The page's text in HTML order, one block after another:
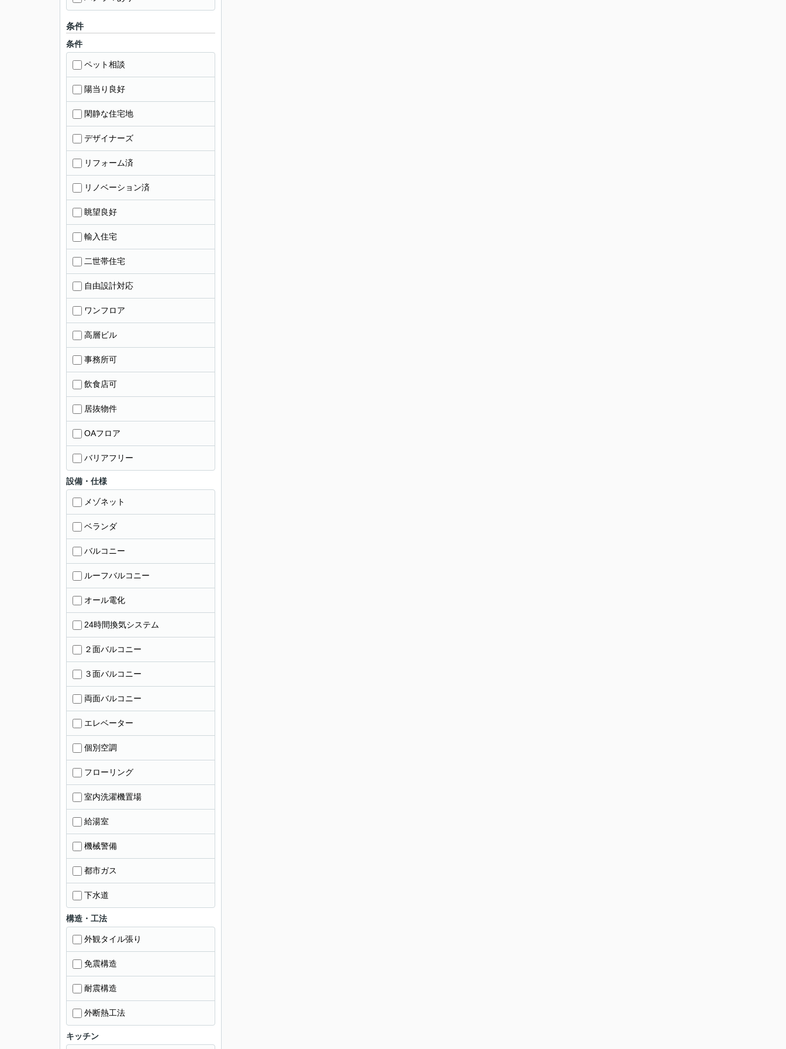
条件
条件
ペット相談
陽当り良好
閑静な住宅地
デザイナーズ
リフォーム済
リノベーション済
眺望良好
輸入住宅
二世帯住宅
自由設計対応
ワンフロア
高層ビル
事務所可
飲食店可
居抜物件
OAフロア
バリアフリー
設備・仕様
メゾネット
ベランダ
バルコニー
ルーフバルコニー
オール電化
24時間換気システム
２面バルコニー
３面バルコニー
両面バルコニー
エレベーター
個別空調
フローリング
室内洗濯機置場
給湯室
機械警備
都市ガス
下水道
構造・工法
外観タイル張り
免震構造
耐震構造
外断熱工法
キッチン